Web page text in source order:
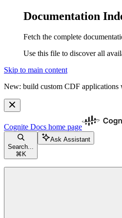
Documentation
Fetch the complete
Use this file to discover all
Skip to main content
New: build custom CDF applications
Cognite Docs home page
Search...
⌘ K
Ask Assistant